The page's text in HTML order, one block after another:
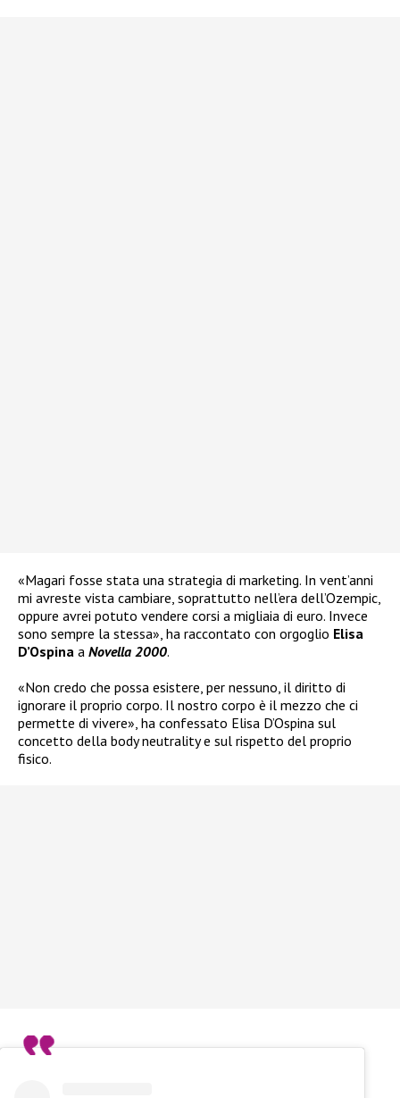
«Magari fosse stata una strategia di marketing. In vent’anni
mi avreste vista cambiare, soprattutto nell’era dell’Ozempic,
oppure avrei potuto vendere corsi a migliaia di euro. Invece
sono sempre la stessa», ha raccontato con orgoglio Elisa
D’Ospina a Novella 2000.
«Non credo che possa esistere, per nessuno, il diritto di
ignorare il proprio corpo. Il nostro corpo è il mezzo che ci
permette di vivere», ha confessato Elisa D’Ospina sul
concetto della body neutrality e sul rispetto del proprio
fisico.